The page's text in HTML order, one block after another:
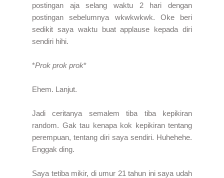
postingan aja selang waktu 2 hari dengan
postingan sebelumnya wkwkwkwk. Oke beri
sedikit saya waktu buat applause kepada diri
sendiri hihi.
*Prok prok prok*
Ehem. Lanjut.
Jadi ceritanya semalem tiba tiba kepikiran
random. Gak tau kenapa kok kepikiran tentang
perempuan, tentang diri saya sendiri. Huhehehe.
Enggak ding.
Saya tetiba mikir, di umur 21 tahun ini saya udah